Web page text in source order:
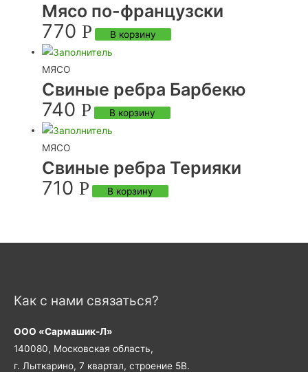
Мясо по-французски
770Р В корзину
МЯСО
Свиные ребра Барбекю
740Р В корзину
МЯСО
Свиные ребра Терияки
710Р В корзину
Как с нами связаться?
ООО «Сармашик-Л»
140080, Московская область,
г. Лыткарино, 7 квартал, строение 5В.